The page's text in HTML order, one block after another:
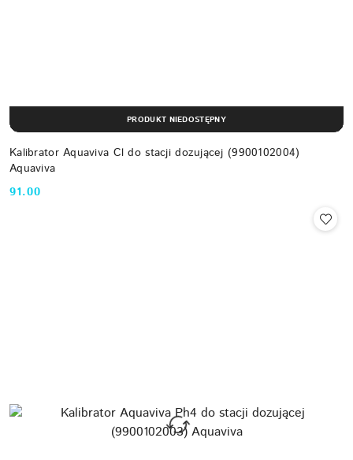
Kalibrator Aquaviva Cl do stacji dozującej (9900102004)
Aquaviva
Cena:
91.00
PRODUKT NIEDOSTĘPNY